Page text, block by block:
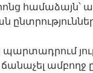
համաձայն՝
պարտադրում
ամբողջ